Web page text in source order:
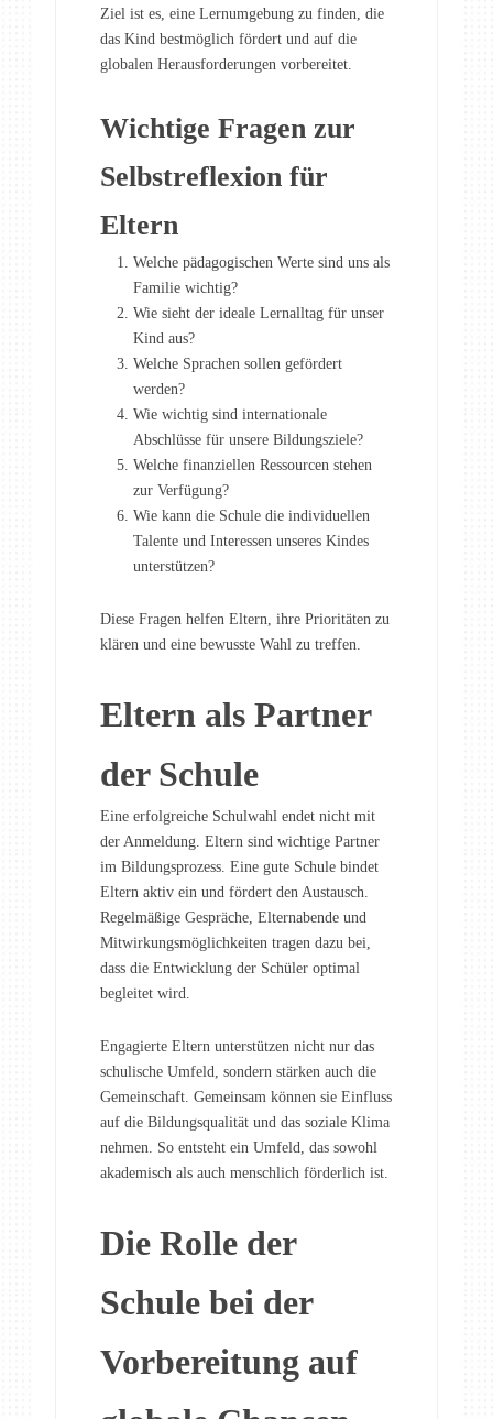
Ziel ist es, eine Lernumgebung zu finden, die
das Kind bestmöglich fördert und auf die
globalen Herausforderungen vorbereitet.
Wichtige Fragen zur
Selbstreflexion für
Eltern
Welche pädagogischen Werte sind uns als
Familie wichtig?
Wie sieht der ideale Lernalltag für unser
Kind aus?
Welche Sprachen sollen gefördert
werden?
Wie wichtig sind internationale
Abschlüsse für unsere Bildungsziele?
Welche finanziellen Ressourcen stehen
zur Verfügung?
Wie kann die Schule die individuellen
Talente und Interessen unseres Kindes
unterstützen?
Diese Fragen helfen Eltern, ihre Prioritäten zu
klären und eine bewusste Wahl zu treffen.
Eltern als Partner
der Schule
Eine erfolgreiche Schulwahl endet nicht mit
der Anmeldung. Eltern sind wichtige Partner
im Bildungsprozess. Eine gute Schule bindet
Eltern aktiv ein und fördert den Austausch.
Regelmäßige Gespräche, Elternabende und
Mitwirkungsmöglichkeiten tragen dazu bei,
dass die Entwicklung der Schüler optimal
begleitet wird.
Engagierte Eltern unterstützen nicht nur das
schulische Umfeld, sondern stärken auch die
Gemeinschaft. Gemeinsam können sie Einfluss
auf die Bildungsqualität und das soziale Klima
nehmen. So entsteht ein Umfeld, das sowohl
akademisch als auch menschlich förderlich ist.
Die Rolle der
Schule bei der
Vorbereitung auf